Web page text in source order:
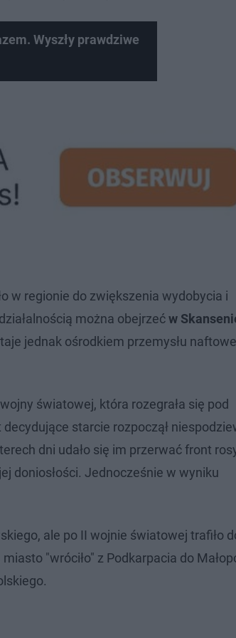
Wyszły prawdziwe
w regionie do zwiększenia wydobycia i
można obejrzećw
jednak ośrodkiem przemysłu
światowej, która rozegrała się pod
starcie rozpoczął
dni udało się im przerwać front
doniosłości. Jednocześnie w wyniku
ale po II wojnie światowej trafiło
"wróciło" z Podkarpacia do